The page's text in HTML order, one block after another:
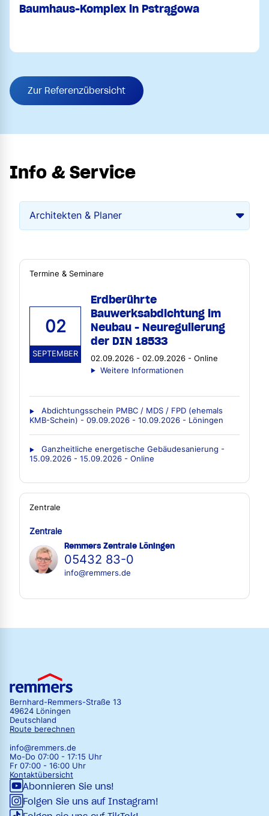
Baumhaus-Komplex in Pstrągowa
Zur Referenzübersicht
Info & Service
Termine & Seminare
02
SEPTEMBER
Erdberührte
Bauwerksabdichtung im
Neubau - Neuregulierung
der DIN 18533
02.09.2026 - 02.09.2026 - Online
Weitere Informationen
Abdichtungsschein PMBC / MDS / FPD (ehemals
KMB-Schein) - 09.09.2026 - 10.09.2026 - Löningen
Ganzheitliche energetische Gebäudesanierung -
15.09.2026 - 15.09.2026 - Online
Zentrale
Zentrale
Remmers Zentrale Löningen
05432 83-0
info@remmers.de
Bernhard-Remmers-Straße 13
49624 Löningen
Deutschland
Route berechnen
info@remmers.de
Mo-Do 07:00 - 17:15 Uhr
Fr 07:00 - 16:00 Uhr
Kontaktübersicht
Abonnieren Sie uns!
Folgen Sie uns auf Instagram!